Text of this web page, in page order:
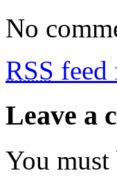
No
RSS feed
Leave a
You must